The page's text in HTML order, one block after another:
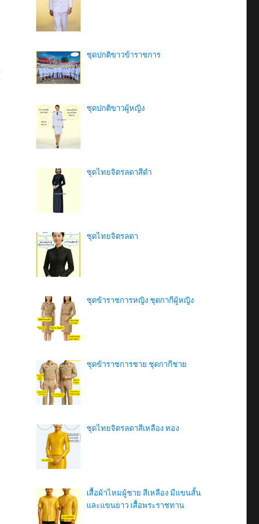
ชุดปกติขาวข้าราชการ
ชุดปกติขาวผู้หญิง
ชุดไทยจิตรลดาสีดํา
ชุดไทยจิตรลดา
ชุดข้าราชการหญิง ชุดกากีผู้หญิง
ชุดข้าราชการชาย ชุดกากีชาย
ชุดไทยจิตรลดาสีเหลือง ทอง
เสื้อผ้าไหมผู้ชาย สีเหลือง มีแขนสั้น
และแขนยาว เสื้อพระราชทาน